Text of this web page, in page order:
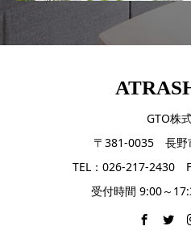
GTO株
〒381-0035 長野
TEL：026-217-2430
受付時間 9:00～